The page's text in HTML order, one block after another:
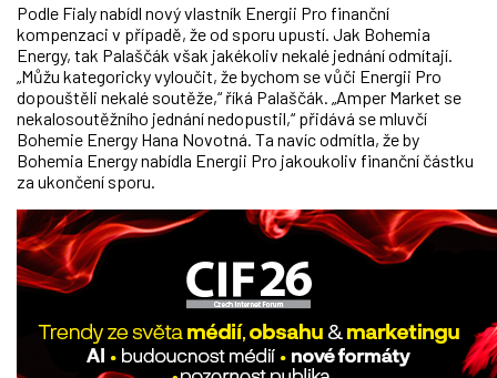
Podle Fialy nabídl nový vlastník Energii Pro finanční
kompenzaci v případě, že od sporu upustí. Jak Bohemia
Energy, tak Palaščák však jakékoliv nekalé jednání odmítají.
„Můžu kategoricky vyloučit, že bychom se vůči Energii Pro
dopouštěli nekalé soutěže,“ říká Palaščák. „Amper Market se
nekalosoutěžního jednání nedopustil,“ přidává se mluvčí
Bohemie Energy Hana Novotná. Ta navíc odmítla, že by
Bohemia Energy nabídla Energii Pro jakoukoliv finanční částku
za ukončení sporu.